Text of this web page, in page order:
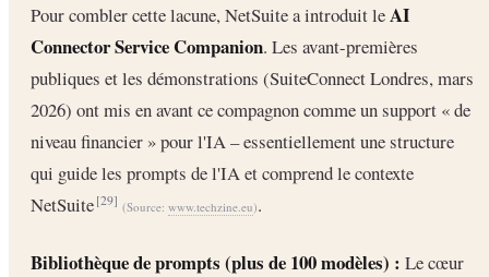
Pour combler cette lacune, NetSuite a introduit leAI
Connector Service Companion. Les avant-premières
publiques et les démonstrations (SuiteConnect Londres, mars
2026) ont mis en avant ce compagnon comme un support « de
niveau financier » pour l'IA – essentiellement une structure
qui guide les prompts de l'IA et comprend le contexte
NetSuite[29] (Source: www.techzine.eu).
Bibliothèque de prompts (plus de 100 modèles) : Le cœur